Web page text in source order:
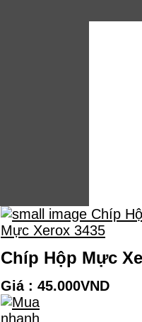
Chíp Hộp Mực
Giá : 45.000VND